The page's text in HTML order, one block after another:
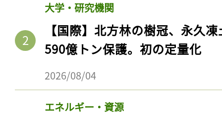
大学・研究機関
【国際】北方林の樹冠、永久
590億トン保護。初の定量化
2026/08/04
エネルギー・資源